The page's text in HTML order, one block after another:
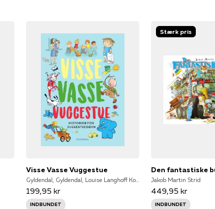
Visse Vasse Vuggestue
Gyldendal, Gyldendal, Louise Langhoff Koch, Inger Tobiasen, Kirsten Sonne Harild, Mats Letén, Ida Jessen, Hanne Bartholin, Kim Fupz Aakeson, Siri Melchior, Pia Thaulov, Niels Bo Bojesen, Elsa Beskow, Marianne Iben Hansen, Gyldendal Leksikon, Jakob Martin Strid
199,95 kr
INDBUNDET
Stærk pris
Den fantastiske
Jakob Martin Strid
449,95 kr
INDBUNDET